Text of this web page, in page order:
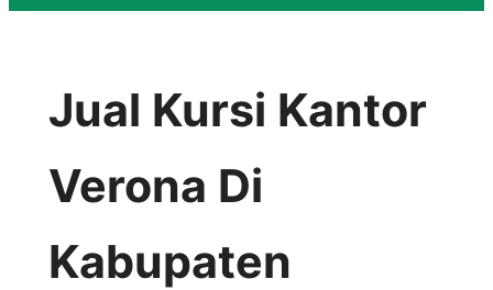
c
Jual Kursi Kantor
Verona Di
Kabupaten